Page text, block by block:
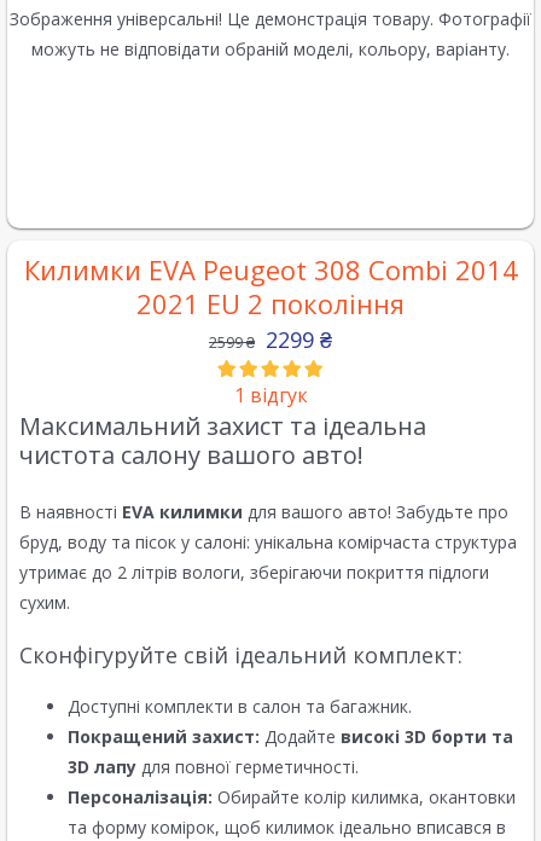
Зображення універсальні! Це демонстрація товару. Фотографії
можуть не відповідати обраній моделі, кольору, варіанту.
Килимки EVA Peugeot 308 Combi 2014
2021 EU 2 покоління
2599₴ 2299 ₴
1 відгук
Максимальний захист та ідеальна
чистота салону вашого авто!
В наявності EVA килимки для вашого авто! Забудьте про
бруд, воду та пісок у салоні: унікальна комірчаста структура
утримає до 2 літрів вологи, зберігаючи покриття підлоги
сухим.
Сконфігуруйте свій ідеальний комплект:
Доступні комплекти в салон та багажник.
Покращений захист: Додайте високі 3D борти та
3D лапу для повної герметичності.
Персоналізація: Обирайте колір килимка, окантовки
та форму комірок, щоб килимок ідеально вписався в